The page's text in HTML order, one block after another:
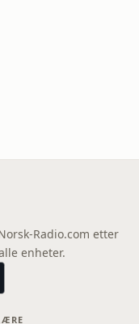
Radio.com etter
enheter.